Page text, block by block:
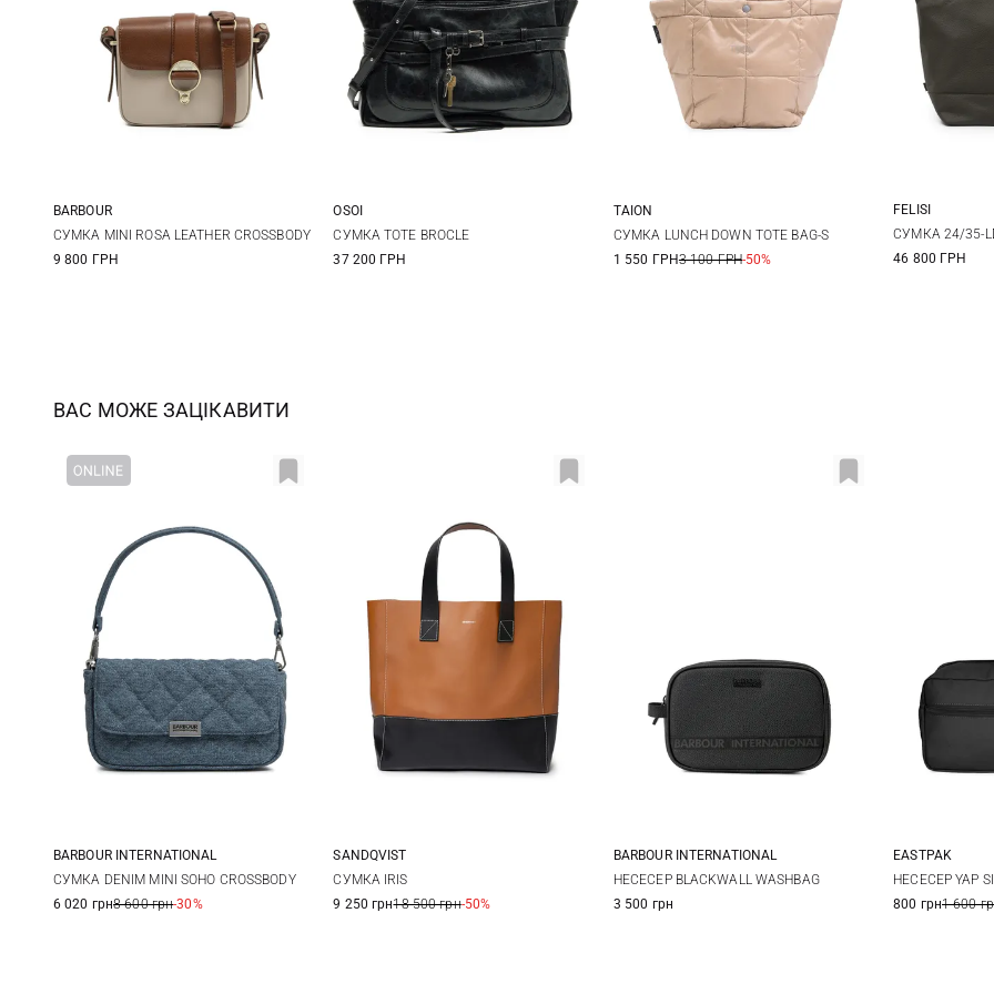
One Size
BARBOUR
СУМКА MINI ROSA LEATHER CROSSBODY
9 800 ГРН
One Size
OSOI
СУМКА TOTE BROCLE
37 200 ГРН
One Size
TAION
СУМКА LUNCH DOWN TOTE BAG-S
1 550 ГРН3 100 ГРН-50%
FELISI
СУМКА 24/35-
46 800 ГРН
ВАС МОЖЕ ЗАЦІКАВИТИ
One Size
BARBOUR INTERNATIONAL
СУМКА DENIM MINI SOHO CROSSBODY
6 020 грн8 600 грн-30%
32X30X20СМ
SANDQVIST
СУМКА IRIS
9 250 грн18 500 грн-50%
One Size
BARBOUR INTERNATIONAL
НЕСЕСЕР BLACKWALL WASHBAG
3 500 грн
EASTPAK
НЕСЕСЕР YAP
800 грн1 600